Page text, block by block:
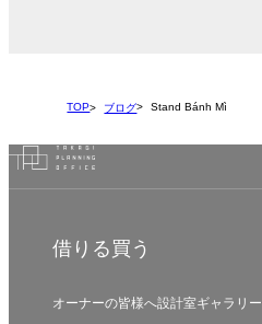
TOP ブログ Stand Bánh Mì
借りる 買う
オーナーの皆様へ設計室ギャラリー